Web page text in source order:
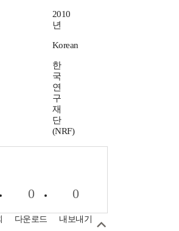
2010
년
Korean
한
국
연
구
재
단
(NRF)
0
다운로드
0
내보내기